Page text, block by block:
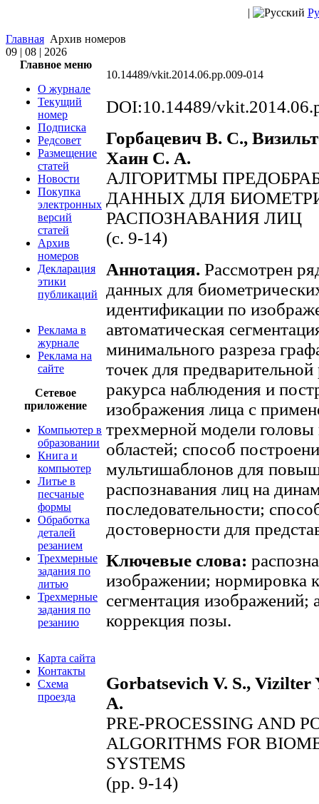
|
Главная Архив номеров
09 | 08 | 2026
Главное меню
О журнале
Текущий
номер
Подписка
Редсовет
Размещение
статей
Новости
Покупка
электронных
версий
статей
Архив
номеров
Декларация
этики
публикаций
Реклама в
журнале
Реклама на
сайте
Сетевое
приложение
Компьютер в
образовании
Книга и
компьютер
Литье в
песчаные
формы
Обработка
деталей
резанием
Трехмерные
задания по
литью
Трехмерные
задания по
резанию
Карта сайта
Контакты
Схема
проезда
10.14489/vkit.2014.06.pp.009-014
DOI:10.14489/
Горбацевич В. С.,
Хаин С. А.
АЛГОРИТМЫ
ДАННЫХ ДЛЯ
РАСПОЗНАВАНИЯ ЛИЦ
(с. 9-14)
Аннотация. Рассмотрен
данных для
идентификации по
автоматическая
минимального разреза
точек для
ракурса наблюдения и
изображения лица с
трехмерной модели
областей; способ
мультишаблонов для
распознавания лиц на
последовательности;
достоверности для
Ключевые слова:
изображении; нормировка
сегментация изображений;
коррекция позы.
Gorbatsevich V. S., Vizilter
A.
PRE-PROCESSING AND
ALGORITHMS FOR
SYSTEMS
(pp. 9-14)